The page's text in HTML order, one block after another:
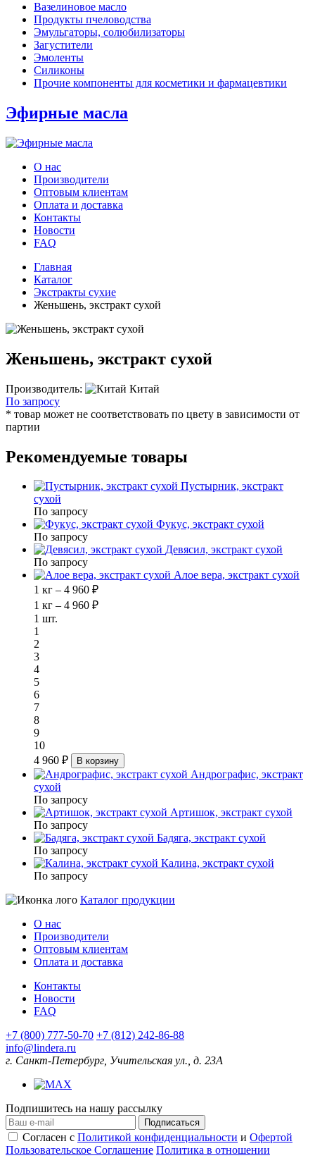
Вазелиновое масло
Продукты пчеловодства
Эмульгаторы, солюбилизаторы
Загустители
Эмоленты
Силиконы
Прочие компоненты для косметики и фармацевтики
Эфирные масла
О нас
Производители
Оптовым клиентам
Оплата и доставка
Контакты
Новости
FAQ
Главная
Каталог
Экстракты сухие
Женьшень, экстракт сухой
Женьшень, экстракт сухой
Производитель:
Китай
По запросу
* товар может не соответствовать по цвету в зависимости от
партии
Рекомендуемые товары
Пустырник, экстракт
сухой
По запросу
Фукус, экстракт сухой
По запросу
Девясил, экстракт сухой
По запросу
Алое вера, экстракт сухой
1 кг – 4 960 ₽
1 кг – 4 960 ₽
1 шт.
1
2
3
4
5
6
7
8
9
10
4 960 ₽
В корзину
Андрографис, экстракт
сухой
По запросу
Артишок, экстракт сухой
По запросу
Бадяга, экстракт сухой
По запросу
Калина, экстракт сухой
По запросу
Каталог продукции
О нас
Производители
Оптовым клиентам
Оплата и доставка
Контакты
Новости
FAQ
+7 (800) 777-50-70 +7 (812) 242-86-88
info@lindera.ru
г. Санкт-Петербург, Учительская ул., д. 23А
Подпишитесь на нашу рассылку
Подписаться
Согласен с Политикой конфиденциальности и Офертой
Пользовательское Соглашение Политика в отношении